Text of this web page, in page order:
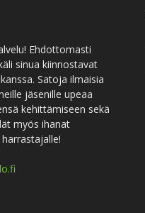
Ehdottomasti
sinua kiinnostavat
Satoja ilmaisia
jäsenille upeaa
kehittämiseen sekä
myös ihanat